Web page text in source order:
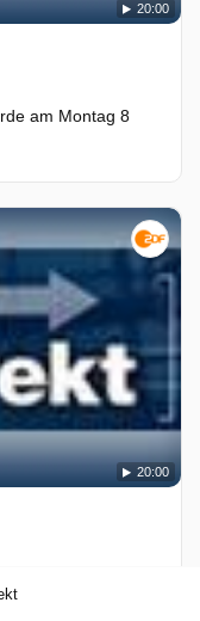
20:00
am Montag 8
20:00